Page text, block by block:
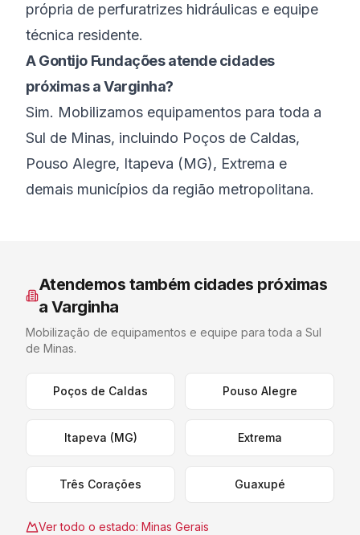
própria de perfuratrizes hidráulicas e equipe
técnica residente.
A Gontijo Fundações atende cidades
próximas a Varginha?
Sim. Mobilizamos equipamentos para toda a
Sul de Minas, incluindo Poços de Caldas,
Pouso Alegre, Itapeva (MG), Extrema e
demais municípios da região metropolitana.
Atendemos também cidades próximas
a Varginha
Mobilização de equipamentos e equipe para toda a Sul
de Minas.
Poços de Caldas Pouso Alegre
Itapeva (MG) Extrema
Três Corações Guaxupé
Ver todo o estado: Minas Gerais